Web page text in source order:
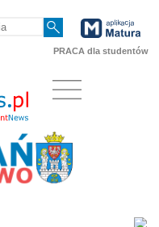
PRACA dla studentów